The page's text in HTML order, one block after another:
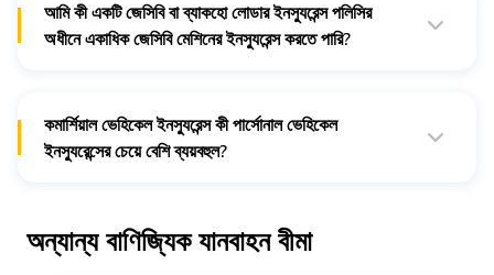
আমি কী একটি জেসিবি বা ব্যাকহো লোডার ইনস্যুরেন্স পলিসির
অধীনে একাধিক জেসিবি মেশিনের ইনস্যুরেন্স করতে পারি?
কমার্শিয়াল ভেহিকেল ইনস্যুরেন্স কী পার্সোনাল ভেহিকেল
ইনস্যুরেন্সের চেয়ে বেশি ব্যয়বহুল?
অন্যান্য বাণিজ্যিক যানবাহন বীমা